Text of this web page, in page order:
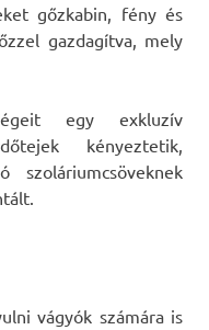
gőzkabin, fény és
gazdagítva, mely
egy exkluzív
kényeztetik,
vágyók számára is